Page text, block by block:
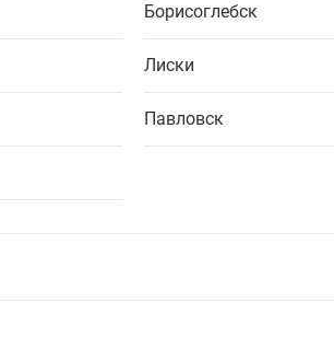
Борисоглебск
Лиски
Павловск